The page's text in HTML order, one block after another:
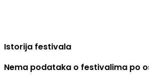
Istorija festivala
Nema podataka o festivalima po